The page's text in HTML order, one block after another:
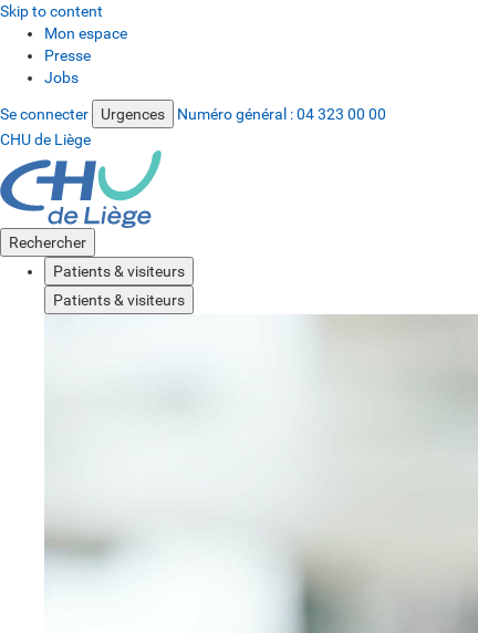
Skip to content
Mon espace
Presse
Jobs
Se connecter Urgences Numéro général :04 323 00 00
CHU de Liège
Rechercher
Patients & visiteurs
Patients & visiteurs